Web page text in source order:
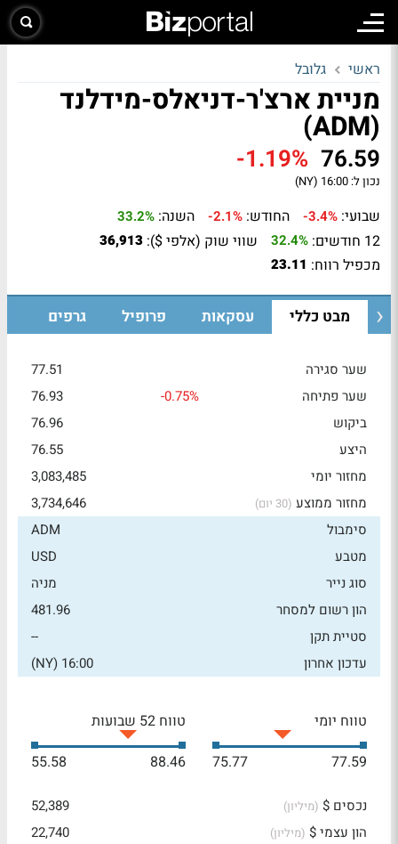
ראשי גלובל
מניית ארצ'ר-דניאלס-מידלנד
(ADM)
76.59
-1.19%
נכון ל: 16:00 (NY)
שבועי: -3.4% החודש: -2.1% השנה: 33.2%
12 חודשים: 32.4% שווי שוק (אלפי $): 36,913
מכפיל רווח: 23.11
מבט כללי עסקאות פרופיל גרפים
שער סגירה
77.51
שער פתיחה
-0.75%
76.93
ביקוש
76.96
היצע
76.55
מחזור יומי
3,083,485
מחזור ממוצע (30 יום)
3,734,646
סימבול
ADM
מטבע
USD
סוג נייר
מניה
הון רשום למסחר
481.96
סטיית תקן
--
עדכון אחרון
16:00 (NY)
טווח יומי
77.59
75.77
טווח 52 שבועות
88.46
55.58
נכסים $ (מיליון)
52,389
הון עצמי $ (מיליון)
22,740